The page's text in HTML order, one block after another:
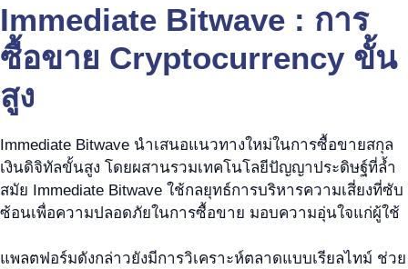
Immediate Bitwave : การ
ซื้อขาย Cryptocurrency ขั้น
สูง
Immediate Bitwave นำเสนอแนวทางใหม่ในการซื้อขายสกุล
เงินดิจิทัลขั้นสูง โดยผสานรวมเทคโนโลยีปัญญาประดิษฐ์ที่ล้ำ
สมัย Immediate Bitwave ใช้กลยุทธ์การบริหารความเสี่ยงที่ซับ
ซ้อนเพื่อความปลอดภัยในการซื้อขาย มอบความอุ่นใจแก่ผู้ใช้
แพลตฟอร์มดังกล่าวยังมีการวิเคราะห์ตลาดแบบเรียลไทม์ ช่วย